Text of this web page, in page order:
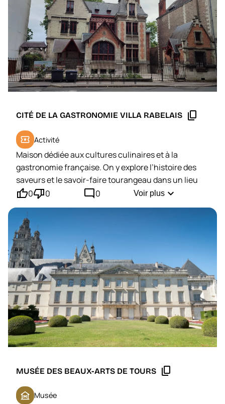
CITÉ DE LA GASTRONOMIE VILLA RABELAIS content_copy
local_activity Activité
Maison dédiée aux cultures culinaires et à la
gastronomie française. On y explore l’histoire des
saveurs et le savoir-faire tourangeau dans un lieu
plein de charme.
thumb_up'0thumb_down'0 mode_comment0 Voir plus expand_more
MUSÉE DES BEAUX-ARTS DE TOURS content_copy
museum Musée